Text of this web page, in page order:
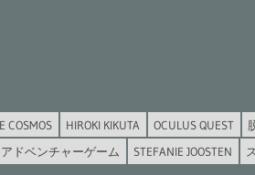
COSMOS HIROKI KIKUTA OCULUS QUEST
アドベンチャーゲーム STEFANIE JOOSTEN